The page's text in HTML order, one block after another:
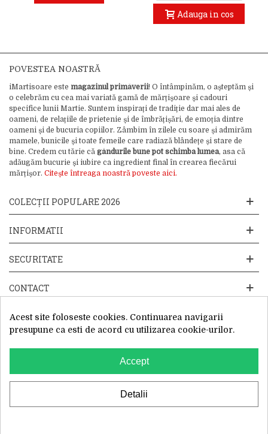
Adauga in cos
POVESTEA NOASTRĂ
iMartisoare este magazinul primăverii! O întâmpinăm, o așteptăm și
o celebrăm cu cea mai variată gamă de mărțișoare și cadouri
specifice lunii Martie. Suntem inspirați de tradiție dar mai ales de
oameni, de relațiile de prietenie și de îmbrățișări, de emoția dintre
oameni și de bucuria copiilor. Zâmbim în zilele cu soare și admirăm
mamele, bunicile și toate femeile care radiază blândețe și stare de
bine. Credem cu tărie că gândurile bune pot schimba lumea, asa că
adăugăm bucurie și iubire ca ingredient final în crearea fiecărui
mărțișor. Citește întreaga noastră poveste aici.
COLECȚII POPULARE 2026
INFORMATII
SECURITATE
CONTACT
Website operat de: Primavara in dar SRL, Cod Fiscal: 52428019, Reg.
Com: J2025066115002, Sediu Social:Sos. Unirii 201-203C, Caciulati,
Acest site foloseste cookies. Continuarea navigarii
presupune ca esti de acord cu utilizarea cookie-urilor.
Accept
Detalii